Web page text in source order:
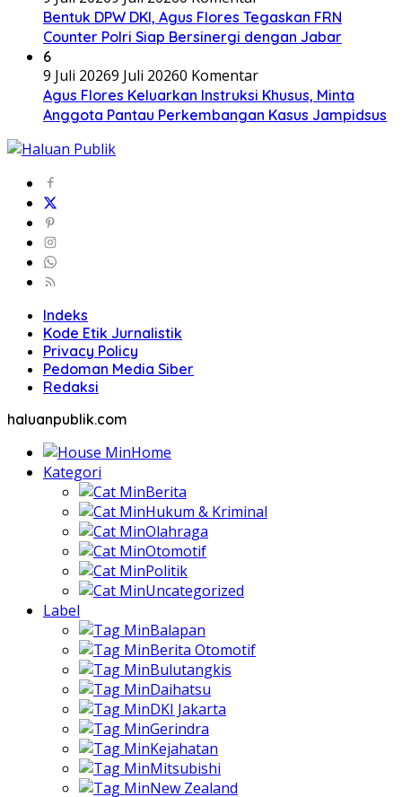
Bentuk DPW DKI, Agus Flores Tegaskan FRN
Counter Polri Siap Bersinergi dengan Jabar
6
9 Juli 20269 Juli 20260 Komentar
Agus Flores Keluarkan Instruksi Khusus, Minta
Anggota Pantau Perkembangan Kasus Jampidsus
Indeks
Kode Etik Jurnalistik
Privacy Policy
Pedoman Media Siber
Redaksi
haluanpublik.com
Home
Kategori
Berita
Hukum & Kriminal
Olahraga
Otomotif
Politik
Uncategorized
Label
Balapan
Berita Otomotif
Bulutangkis
Daihatsu
DKI Jakarta
Gerindra
Kejahatan
Mitsubishi
New Zealand